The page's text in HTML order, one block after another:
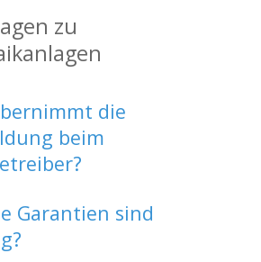
zu
die
beim
Garantien sind